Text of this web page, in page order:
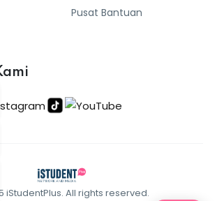
Pusat Bantuan
iStudentPlus. All rights reserved.